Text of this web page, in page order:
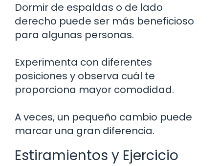
Dormir de espaldas o de lado
derecho puede ser más beneficioso
para algunas personas.
Experimenta con diferentes
posiciones y observa cuál te
proporciona mayor comodidad.
A veces, un pequeño cambio puede
marcar una gran diferencia.
Estiramientos y Ejercicio